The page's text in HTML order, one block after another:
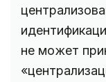
не может